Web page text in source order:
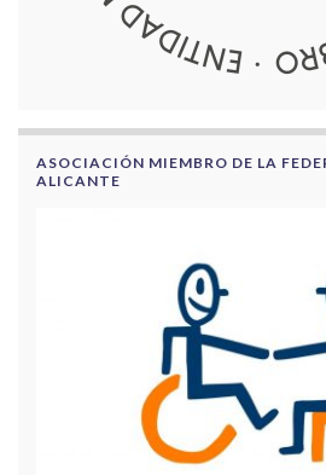
ASOCIACIÓN MIEMBRO DE LA
ALICANTE